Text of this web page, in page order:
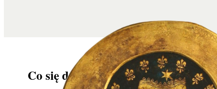
Co się dzieje, gdy młodzi ludzie